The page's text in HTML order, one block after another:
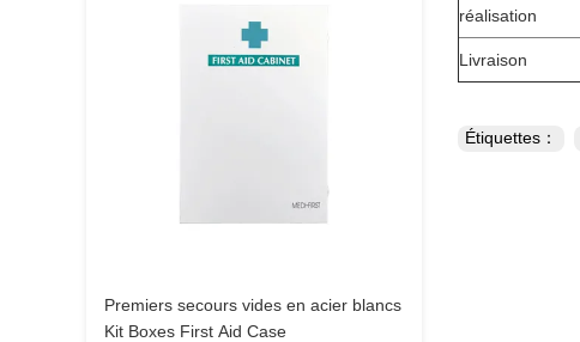
Premiers secours vides en acier blancs
Kit Boxes First Aid Case
réalisation
Livraison
Étiquettes：